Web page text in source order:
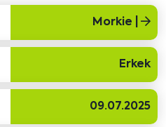
Morkie |
Erkek
09.07.2025